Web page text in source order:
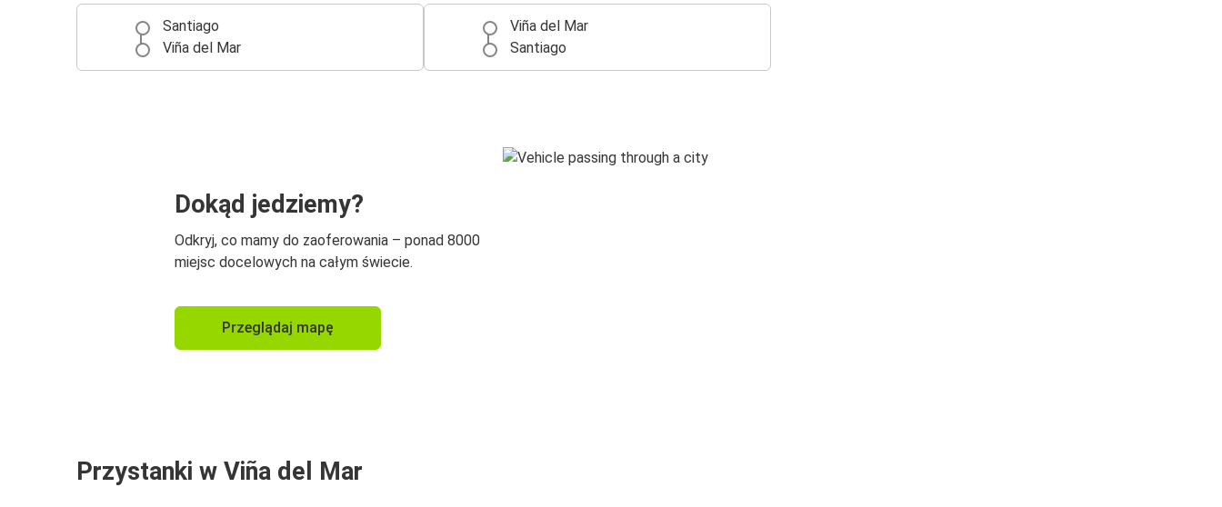
Santiago
Viña del Mar
Viña del Mar
Santiago
Dokąd jedziemy?
Odkryj, co mamy do zaoferowania – ponad 8000
miejsc docelowych na całym świecie.
Przeglądaj mapę
Przystanki w Viña del Mar